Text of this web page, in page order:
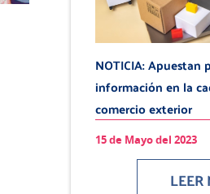
NOTICIA: Apuestan
información en la
comercio exterior
15 de Mayo del 2023
LEER